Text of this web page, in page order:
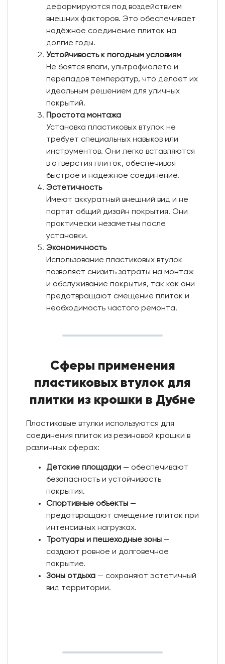
деформируются под воздействием
внешних факторов. Это обеспечивает
надёжное соединение плиток на
долгие годы.
Устойчивость к погодным условиям
Не боятся влаги, ультрафиолета и
перепадов температур, что делает их
идеальным решением для уличных
покрытий.
Простота монтажа
Установка пластиковых втулок не
требует специальных навыков или
инструментов. Они легко вставляются
в отверстия плиток, обеспечивая
быстрое и надёжное соединение.
Эстетичность
Имеют аккуратный внешний вид и не
портят общий дизайн покрытия. Они
практически незаметны после
установки.
Экономичность
Использование пластиковых втулок
позволяет снизить затраты на монтаж
и обслуживание покрытия, так как они
предотвращают смещение плиток и
необходимость частого ремонта.
Сферы применения
пластиковых втулок для
плитки из крошки в Дубне
Пластиковые втулки используются для
соединения плиток из резиновой крошки в
различных сферах:
Детские площадки— обеспечивают
безопасность и устойчивость
покрытия.
Спортивные объекты—
предотвращают смещение плиток при
интенсивных нагрузках.
Тротуары и пешеходные зоны—
создают ровное и долговечное
покрытие.
Зоны отдыха— сохраняют эстетичный
вид территории.